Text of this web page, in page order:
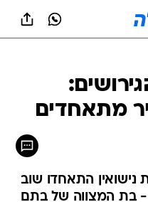
מתאחדים
אחרי 15 שנות נישואין התאחדו שוב
- בת המצווה של בתם